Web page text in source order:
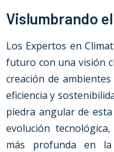
Vislumbrando
Los Expertos en
futuro con una visión
creación de
eficiencia y
piedra angular de
evolución
más profunda en